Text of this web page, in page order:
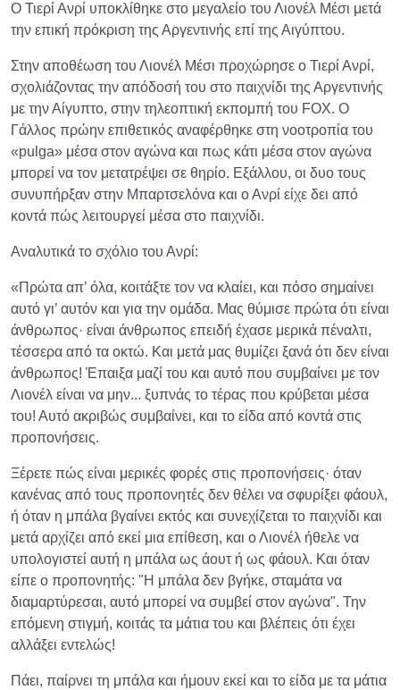
Ο Τιερί Ανρί υποκλίθηκε στο μεγαλείο του Λιονέλ Μέσι μετά
την επική πρόκριση της Αργεντινής επί της Αιγύπτου.
Στην αποθέωση του Λιονέλ Μέσι προχώρησε ο Τιερί Ανρί,
σχολιάζοντας την απόδοσή του στο παιχνίδι της Αργεντινής
με την Αίγυπτο, στην τηλεοπτική εκπομπή του FOX. Ο
Γάλλος πρώην επιθετικός αναφέρθηκε στη νοοτροπία του
«pulga» μέσα στον αγώνα και πως κάτι μέσα στον αγώνα
μπορεί να τον μετατρέψει σε θηρίο. Εξάλλου, οι δυο τους
συνυπήρξαν στην Μπαρτσελόνα και ο Ανρί είχε δει από
κοντά πώς λειτουργεί μέσα στο παιχνίδι.
Αναλυτικά το σχόλιο του Ανρί:
«Πρώτα απ’ όλα, κοιτάξτε τον να κλαίει, και πόσο σημαίνει
αυτό γι’ αυτόν και για την ομάδα. Μας θύμισε πρώτα ότι είναι
άνθρωπος· είναι άνθρωπος επειδή έχασε μερικά πέναλτι,
τέσσερα από τα οκτώ. Και μετά μας θυμίζει ξανά ότι δεν είναι
άνθρωπος! Έπαιξα μαζί του και αυτό που συμβαίνει με τον
Λιονέλ είναι να μην... ξυπνάς το τέρας που κρύβεται μέσα
του! Αυτό ακριβώς συμβαίνει, και το είδα από κοντά στις
προπονήσεις.
Ξέρετε πώς είναι μερικές φορές στις προπονήσεις· όταν
κανένας από τους προπονητές δεν θέλει να σφυρίξει φάουλ,
ή όταν η μπάλα βγαίνει εκτός και συνεχίζεται το παιχνίδι και
μετά αρχίζει από εκεί μια επίθεση, και ο Λιονέλ ήθελε να
υπολογιστεί αυτή η μπάλα ως άουτ ή ως φάουλ. Και όταν
είπε ο προπονητής: "Η μπάλα δεν βγήκε, σταμάτα να
διαμαρτύρεσαι, αυτό μπορεί να συμβεί στον αγώνα". Την
επόμενη στιγμή, κοιτάς τα μάτια του και βλέπεις ότι έχει
αλλάξει εντελώς!
Πάει, παίρνει τη μπάλα και ήμουν εκεί και το είδα με τα μάτια